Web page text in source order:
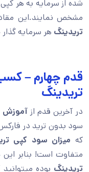
شده از سرمایه به هر کپی
مشخص نمایند.این
تریدینگ هر سرمایه
قدم چهارم –
تریدینگ
در آخرین قدم از آموزش
سود بدون ترید در
کهمیزان سود کپی
متفاوت است! بنابر
تریدینگ بوده